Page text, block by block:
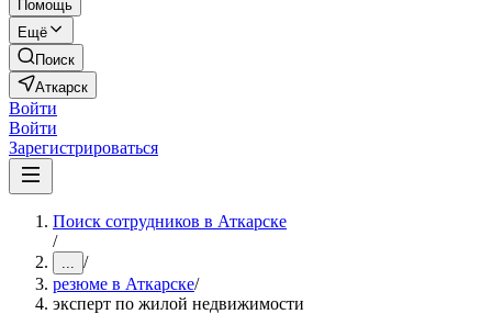
Помощь
Ещё
Поиск
Аткарск
Войти
Войти
Зарегистрироваться
Поиск сотрудников в Аткарске
/
... /
резюме в Аткарске/
эксперт по жилой недвижимости